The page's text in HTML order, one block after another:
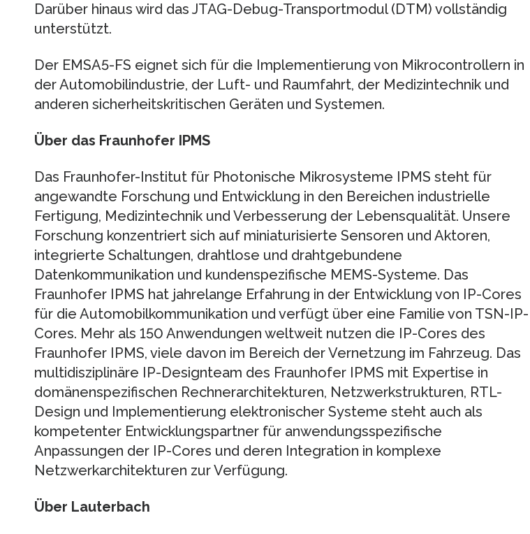
Darüber hinaus wird das JTAG-Debug-Transportmodul (DTM) vollständig
unterstützt.
Der EMSA5-FS eignet sich für die Implementierung von Mikrocontrollern in
der Automobilindustrie, der Luft- und Raumfahrt, der Medizintechnik und
anderen sicherheitskritischen Geräten und Systemen.
Über das Fraunhofer IPMS
Das Fraunhofer-Institut für Photonische Mikrosysteme IPMS steht für
angewandte Forschung und Entwicklung in den Bereichen industrielle
Fertigung, Medizintechnik und Verbesserung der Lebensqualität. Unsere
Forschung konzentriert sich auf miniaturisierte Sensoren und Aktoren,
integrierte Schaltungen, drahtlose und drahtgebundene
Datenkommunikation und kundenspezifische MEMS-Systeme. Das
Fraunhofer IPMS hat jahrelange Erfahrung in der Entwicklung von IP-Cores
für die Automobilkommunikation und verfügt über eine Familie von TSN-IP-
Cores. Mehr als 150 Anwendungen weltweit nutzen die IP-Cores des
Fraunhofer IPMS, viele davon im Bereich der Vernetzung im Fahrzeug. Das
multidisziplinäre IP-Designteam des Fraunhofer IPMS mit Expertise in
domänenspezifischen Rechnerarchitekturen, Netzwerkstrukturen, RTL-
Design und Implementierung elektronischer Systeme steht auch als
kompetenter Entwicklungspartner für anwendungsspezifische
Anpassungen der IP-Cores und deren Integration in komplexe
Netzwerkarchitekturen zur Verfügung.
Über Lauterbach